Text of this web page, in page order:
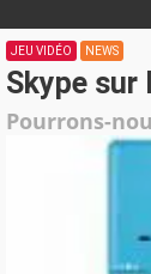
JEU VIDÉO NEWS
Skype sur
Pourrons-